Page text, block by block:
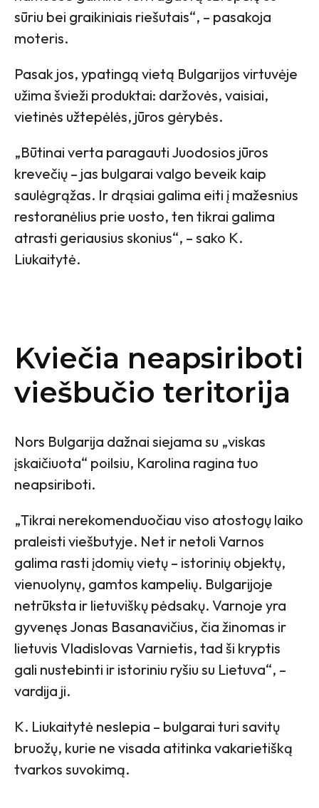
sūriu bei graikiniais riešutais“, – pasakoja
moteris.
Pasak jos, ypatingą vietą Bulgarijos virtuvėje
užima švieži produktai: daržovės, vaisiai,
vietinės užtepėlės, jūros gėrybės.
„Būtinai verta paragauti Juodosios jūros
krevečių – jas bulgarai valgo beveik kaip
saulėgrąžas. Ir drąsiai galima eiti į mažesnius
restoranėlius prie uosto, ten tikrai galima
atrasti geriausius skonius“, – sako K.
Liukaitytė.
Kviečia neapsiriboti
viešbučio teritorija
Nors Bulgarija dažnai siejama su „viskas
įskaičiuota“ poilsiu, Karolina ragina tuo
neapsiriboti.
„Tikrai nerekomenduočiau viso atostogų laiko
praleisti viešbutyje. Net ir netoli Varnos
galima rasti įdomių vietų – istorinių objektų,
vienuolynų, gamtos kampelių. Bulgarijoje
netrūksta ir lietuviškų pėdsakų. Varnoje yra
gyvenęs Jonas Basanavičius, čia žinomas ir
lietuvis Vladislovas Varnietis, tad ši kryptis
gali nustebinti ir istoriniu ryšiu su Lietuva“, –
vardija ji.
K. Liukaitytė neslepia – bulgarai turi savitų
bruožų, kurie ne visada atitinka vakarietišką
tvarkos suvokimą.